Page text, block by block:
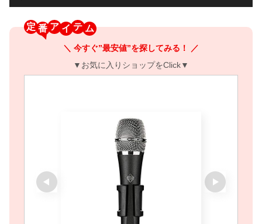
声
プ
定 ア テ
＼ 今すぐ”最安値”を探してみる！ ／
▼お気に入りショップをClick▼